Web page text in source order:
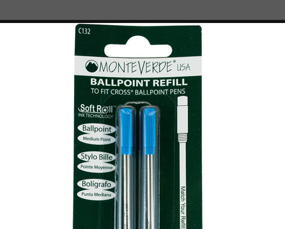
ETUIS / TROUSSES PIÈCES DÉTACHÉES
Lot de 2 Recharges Bille Bleue compatible Cross® Monteverde®
Lot de 2